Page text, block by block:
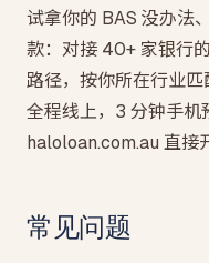
试拿你的 BAS 没办法
款：对接 40+ 家银行
路径，按你所在行业匹
全程线上，3 分钟手机
haloloan.com.au 直接
常见问题